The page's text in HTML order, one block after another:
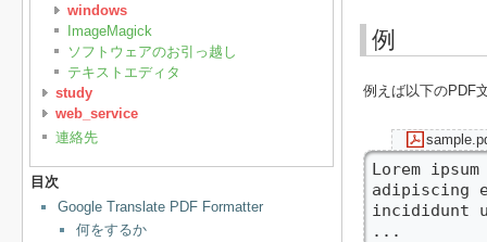
windows
ImageMagick
ソフトウェアのお引っ越し
テキストエディタ
study
web_service
連絡先
目次
Google Translate PDF Formatter
何をするか
例
例えば以下のPDF
Lorem
adipiscing
incididunt
...